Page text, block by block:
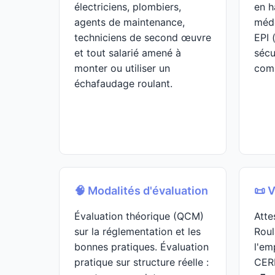
électriciens, plombiers,
agents de maintenance,
techniciens de second œuvre
et tout salarié amené à
monter ou utiliser un
échafaudage roulant.
en
EPI
🧠 Modalités d'évaluation
Évaluation théorique (QCM)
sur la réglementation et les
bonnes pratiques. Évaluation
pratique sur structure réelle :
📜